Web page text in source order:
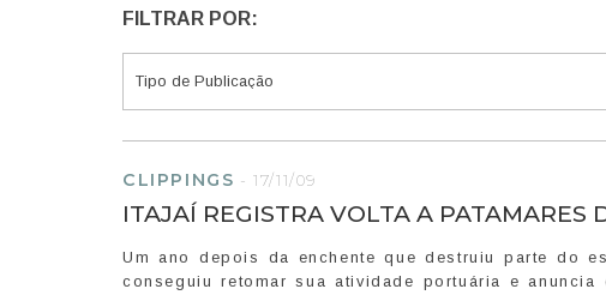
FILTRAR POR:
CLIPPINGS -17/11/09
ITAJAÍ REGISTRA VOLTA A
Um ano depois da enchente que destruiu parte do
conseguiu retomar sua atividade portuária e